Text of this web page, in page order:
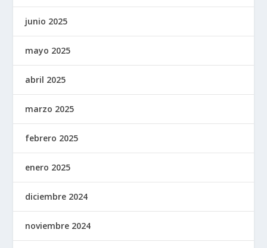
junio 2025
mayo 2025
abril 2025
marzo 2025
febrero 2025
enero 2025
diciembre 2024
noviembre 2024